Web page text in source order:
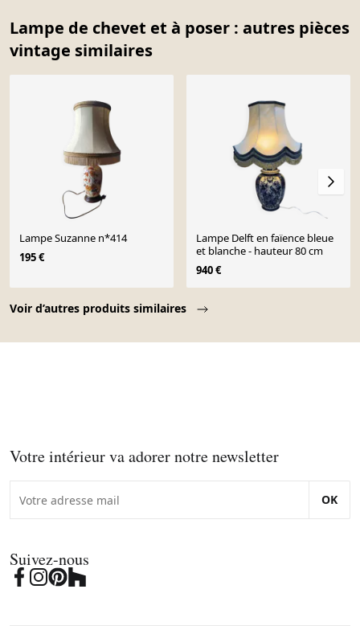
Lampe de chevet et à poser : autres pièces
vintage similaires
Voir d’autres produits similaires
Lampe Suzanne n*414
195 €
Lampe Delft en faïence bleue
et blanche - hauteur 80 cm
940 €
Votre intérieur va adorer notre newsletter
OK
Suivez-nous